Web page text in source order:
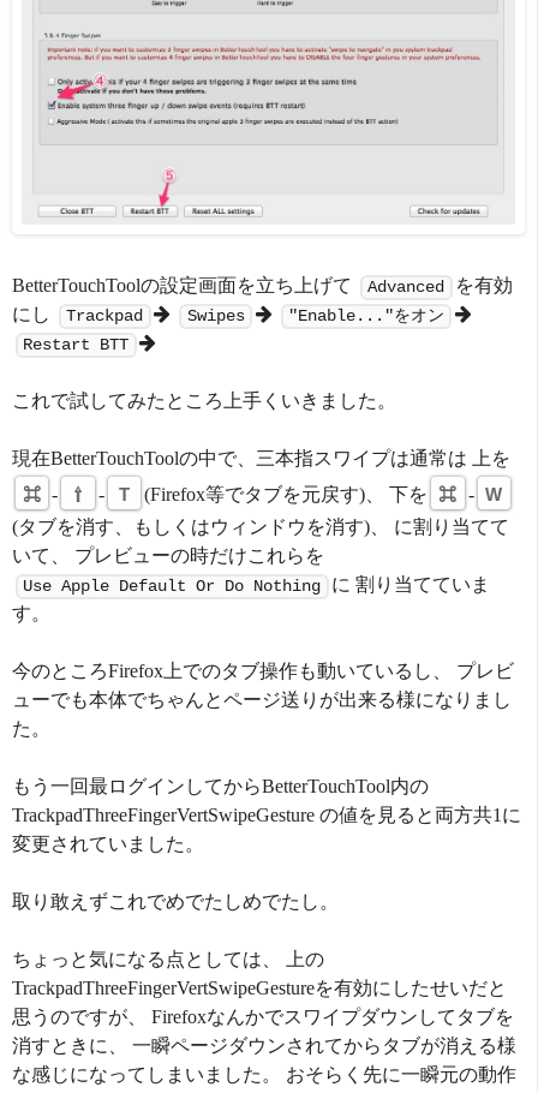
BetterTouchToolの設定画面を立ち上げて Advanced
を有効
にし
Trackpad Swipes
"Enable..."をオン
Restart BTT
これで試してみたところ上手くいきました。
現在BetterTouchToolの中で、三本指スワイプは通常は 上を
⌘ - ⇧ - T (Firefox等でタブを元戻す)、 下を ⌘ - W
(タブを消す、もしくはウィンドウを消す)、 に割り当てて
いて、 プレビューの時だけこれらを
Use Apple Default Or Do Nothing
に 割り当てていま
す。
今のところFirefox上でのタブ操作も動いているし、 プレビ
ューでも本体でちゃんとページ送りが出来る様になりまし
た。
もう一回最ログインしてからBetterTouchTool内の
TrackpadThreeFingerVertSwipeGesture の値を見ると両方共1に
変更されていました。
取り敢えずこれでめでたしめでたし。
ちょっと気になる点としては、 上の
TrackpadThreeFingerVertSwipeGestureを有効にしたせいだと
思うのですが、 Firefoxなんかでスワイプダウンしてタブを
消すときに、 一瞬ページダウンされてからタブが消える様
な感じになってしまいました。 おそらく先に一瞬元の動作